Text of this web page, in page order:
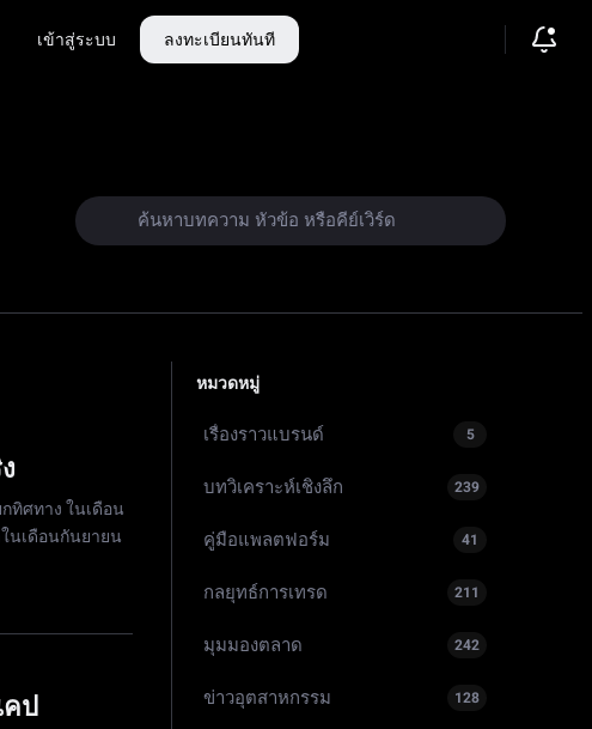
เข้าสู่ระบบ ลงทะเบียนทันที
ทิศทาง ในเดือน
นเดือนกันยายน
ป
หมวดหมู่
เรื่องราวแบรนด์ 5
บทวิเคราะห์เชิงลึก 239
คู่มือแพลตฟอร์ม 41
กลยุทธ์การเทรด 211
มุมมองตลาด 242
ข่าวอุตสาหกรรม 128